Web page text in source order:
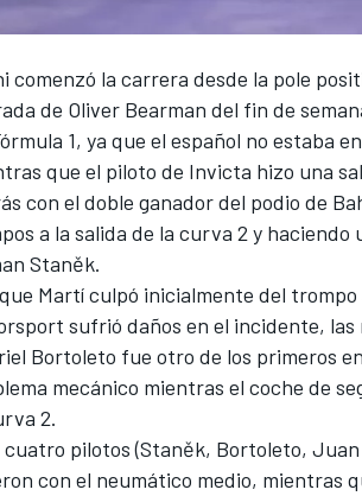
comenzó la carrera desde la pole
de Oliver Bearman del fin de
1, ya que el español no estaba
que el piloto de Invicta hizo una
con el doble ganador del podio de
a la salida de la curva 2 y
Staněk.
Martí culpó inicialmente del
sufrió daños en el incidente,
Bortoleto fue otro de los primeros
mecánico mientras el coche de
2.
cuatro pilotos (Staněk, Bortoleto, Juan
con el neumático medio, mientras